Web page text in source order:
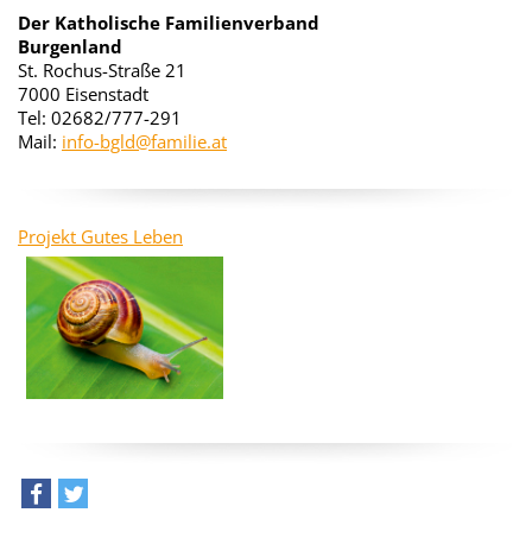
Der Katholische Familienverband
Burgenland
St. Rochus-Straße 21
7000 Eisenstadt
Tel: 02682/777-291
Mail: info-bgld@familie.at
Projekt Gutes Leben